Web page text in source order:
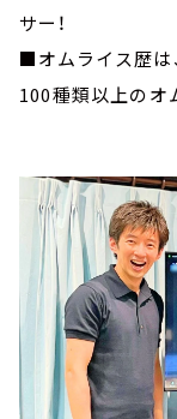
サー！
■オムライス歴は
100種類以上のオ